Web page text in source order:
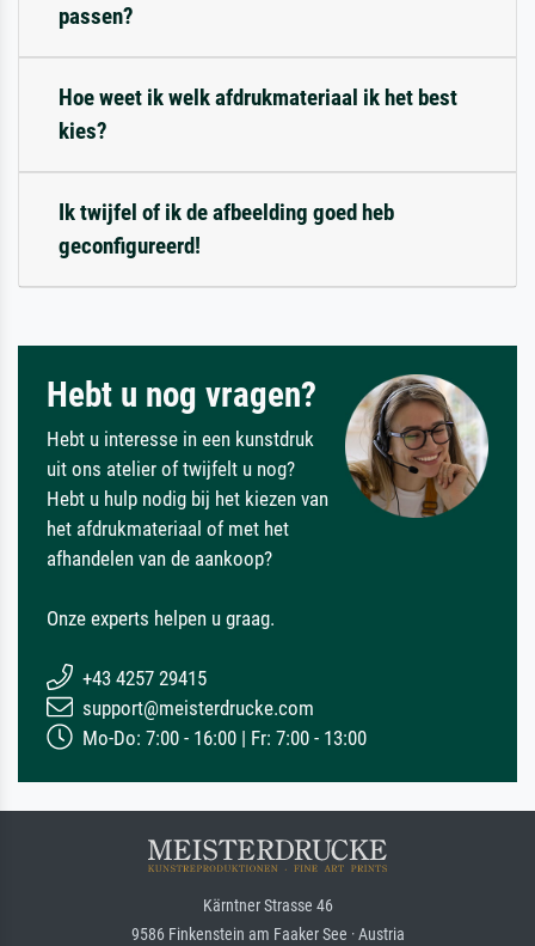
passen?
Hoe weet ik welk afdrukmateriaal ik het best
kies?
Ik twijfel of ik de afbeelding goed heb
geconfigureerd!
Hebt u nog vragen?
Hebt u interesse in een kunstdruk
uit ons atelier of twijfelt u nog?
Hebt u hulp nodig bij het kiezen van
het afdrukmateriaal of met het
afhandelen van de aankoop?
Onze experts helpen u graag.
+43 4257 29415
support@meisterdrucke.com
Mo-Do: 7:00 - 16:00 | Fr: 7:00 - 13:00
Kärntner Strasse 46
9586 Finkenstein am Faaker See · Austria